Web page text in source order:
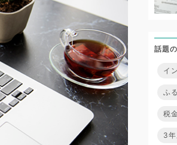
話題
イ
ふ
税金
3